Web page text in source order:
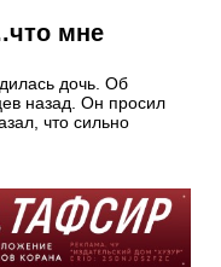
мне
дочь. Об
назад. Он просил
что сильно